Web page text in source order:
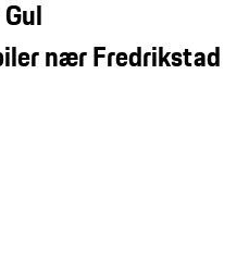
nær Fredrikstad